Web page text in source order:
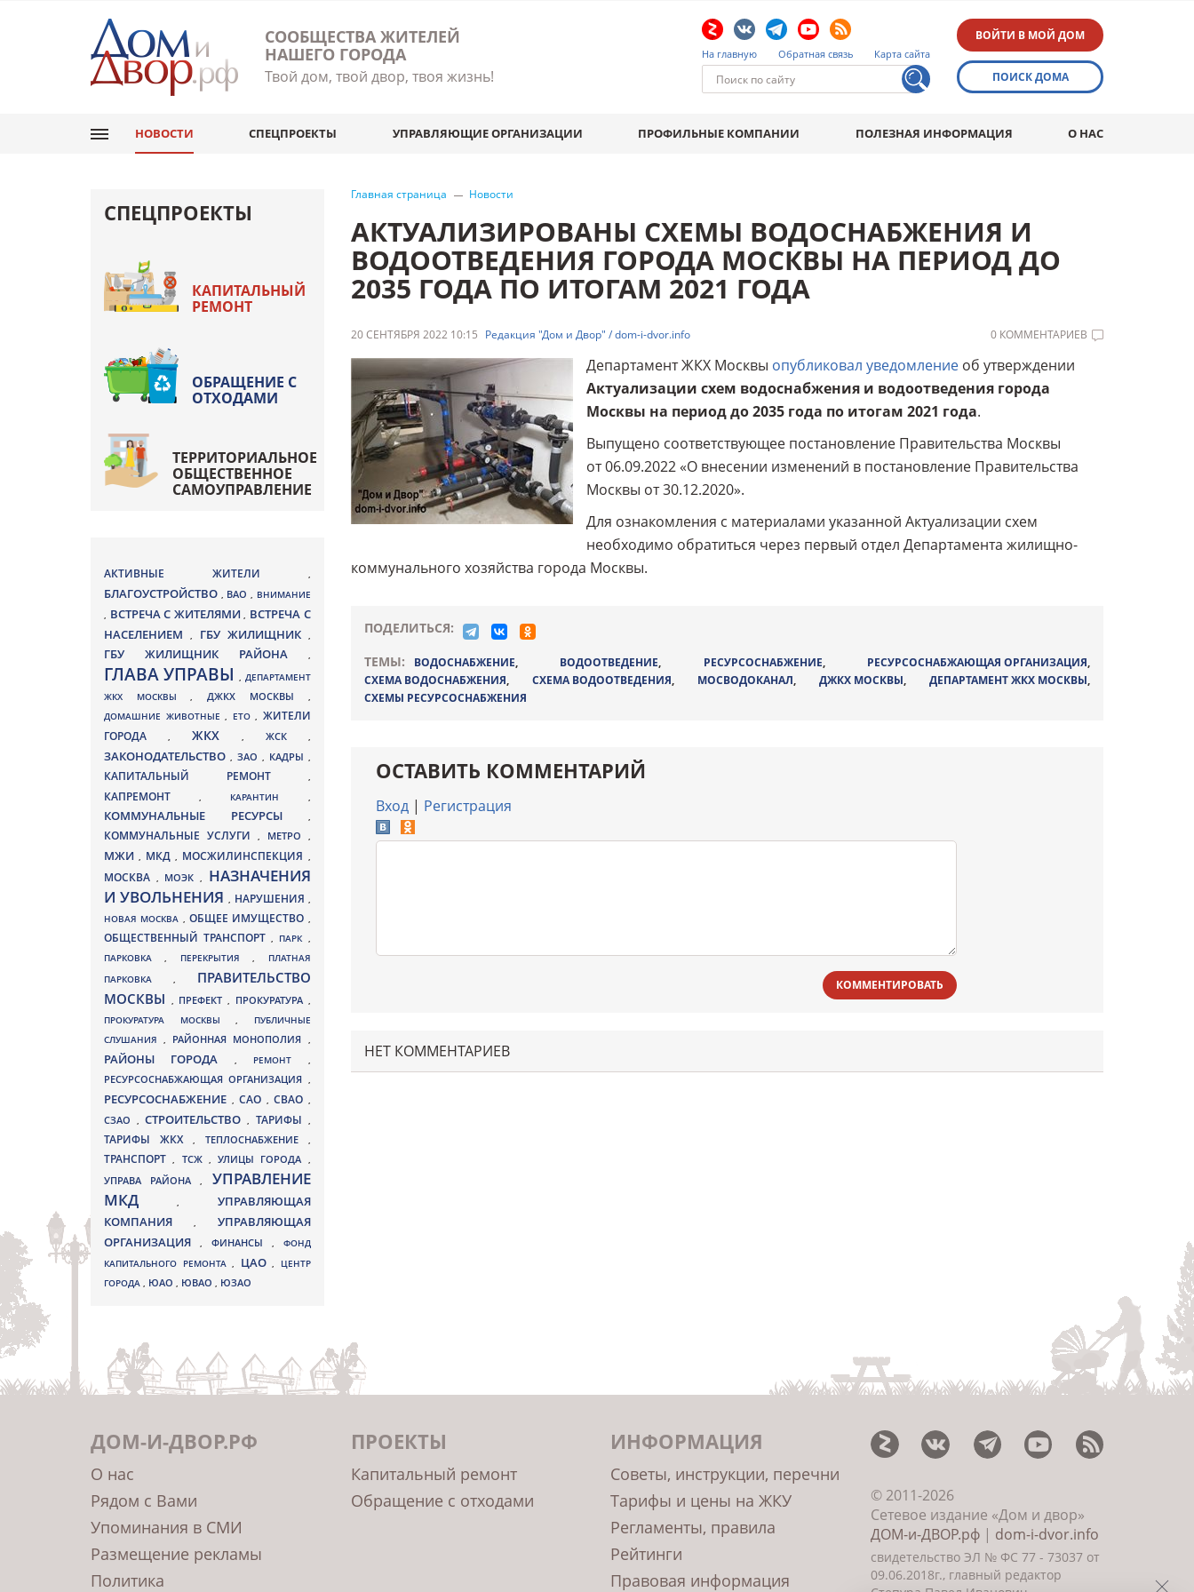
СООБЩЕСТВА ЖИТЕЛЕЙ
НАШЕГО ГОРОДА
Твой дом, твой двор, твоя жизнь!
На главную Обратная связь Карта сайта
ВОЙТИ В МОЙ ДОМ
ПОИСК ДОМА
НОВОСТИ СПЕЦПРОЕКТЫ УПРАВЛЯЮЩИЕ ОРГАНИЗАЦИИ ПРОФИЛЬНЫЕ КОМПАНИИ ПОЛЕЗНАЯ ИНФОРМАЦИЯ О НАС
Главная страница Новости
АКТУАЛИЗИРОВАНЫ СХЕМЫ ВОДОСНАБЖЕНИЯ И
ВОДООТВЕДЕНИЯ ГОРОДА МОСКВЫ НА ПЕРИОД ДО
2035 ГОДА ПО ИТОГАМ 2021 ГОДА
20 СЕНТЯБРЯ 2022 10:15 Редакция "Дом и Двор" / dom-i-dvor.info 0 КОММЕНТАРИЕВ
Департамент ЖКХ Москвы опубликовал уведомлениеоб утверждении
Актуализации схем водоснабжения и водоотведения города
Москвы на период до 2035 года по итогам 2021 года.
Выпущено соответствующее постановление Правительства Москвы
от 06.09.2022 «О внесении изменений в постановление Правительства
Москвы от 30.12.2020».
Для ознакомления с материалами указанной Актуализации схем
необходимо обратиться через первый отдел Департамента жилищно-
коммунального хозяйства города Москвы.
ПОДЕЛИТЬСЯ:
ТЕМЫ:
ВОДОСНАБЖЕНИЕ, ВОДООТВЕДЕНИЕ, РЕСУРСОСНАБЖЕНИЕ, РЕСУРСОСНАБЖАЮЩАЯ ОРГАНИЗАЦИЯ,
СХЕМА ВОДОСНАБЖЕНИЯ, СХЕМА ВОДООТВЕДЕНИЯ, МОСВОДОКАНАЛ, ДЖКХ МОСКВЫ, ДЕПАРТАМЕНТ ЖКХ МОСКВЫ,
СХЕМЫ РЕСУРСОСНАБЖЕНИЯ
ОСТАВИТЬ КОММЕНТАРИЙ
Вход| Регистрация
КОММЕНТИРОВАТЬ
НЕТ КОММЕНТАРИЕВ
СПЕЦПРОЕКТЫ
КАПИТАЛЬНЫЙ
РЕМОНТ
ОБРАЩЕНИЕ С
ОТХОДАМИ
ТЕРРИТОРИАЛЬНОЕ
ОБЩЕСТВЕННОЕ
САМОУПРАВЛЕНИЕ
АКТИВНЫЕ ЖИТЕЛИ ,
БЛАГОУСТРОЙСТВО , ВАО , ВНИМАНИЕ
, ВСТРЕЧА С ЖИТЕЛЯМИ, ВСТРЕЧА С
НАСЕЛЕНИЕМ
, ГБУ ЖИЛИЩНИК ,
ГБУ ЖИЛИЩНИК РАЙОНА ,
ГЛАВА УПРАВЫ, ДЕПАРТАМЕНТ
ЖКХ МОСКВЫ,ДЖКХ МОСКВЫ ,
ДОМАШНИЕ ЖИВОТНЫЕ , ЕТО , ЖИТЕЛИ
ГОРОДА
, ЖКХ , ЖСК ,
ЗАКОНОДАТЕЛЬСТВО , ЗАО , КАДРЫ ,
КАПИТАЛЬНЫЙ РЕМОНТ ,
КАПРЕМОНТ , КАРАНТИН ,
КОММУНАЛЬНЫЕ РЕСУРСЫ ,
КОММУНАЛЬНЫЕ УСЛУГИ , МЕТРО ,
МЖИ, МКД , МОСЖИЛИНСПЕКЦИЯ ,
МОСКВА , МОЭК ,
НАЗНАЧЕНИЯ
И УВОЛЬНЕНИЯ , НАРУШЕНИЯ ,
НОВАЯ МОСКВА , ОБЩЕЕ ИМУЩЕСТВО ,
ОБЩЕСТВЕННЫЙ ТРАНСПОРТ, ПАРК ,
ПАРКОВКА, ПЕРЕКРЫТИЯ,
ПЛАТНАЯ
ПАРКОВКА ,
ПРАВИТЕЛЬСТВО
МОСКВЫ , ПРЕФЕКТ, ПРОКУРАТУРА ,
ПРОКУРАТУРА МОСКВЫ ,
ПУБЛИЧНЫЕ
СЛУШАНИЯ, РАЙОННАЯ МОНОПОЛИЯ ,
РАЙОНЫ ГОРОДА , РЕМОНТ ,
РЕСУРСОСНАБЖАЮЩАЯ ОРГАНИЗАЦИЯ ,
РЕСУРСОСНАБЖЕНИЕ , САО , СВАО ,
СЗАО ,СТРОИТЕЛЬСТВО, ТАРИФЫ ,
ТАРИФЫ ЖКХ , ТЕПЛОСНАБЖЕНИЕ ,
ТРАНСПОРТ, ТСЖ , УЛИЦЫ ГОРОДА ,
УПРАВА РАЙОНА, УПРАВЛЕНИЕ
МКД, УПРАВЛЯЮЩАЯ
КОМПАНИЯ
, УПРАВЛЯЮЩАЯ
ОРГАНИЗАЦИЯ
, ФИНАНСЫ , ФОНД
КАПИТАЛЬНОГО РЕМОНТА , ЦАО ,
ЦЕНТР
ГОРОДА , ЮАО , ЮВАО , ЮЗАО
ДОМ-И-ДВОР.РФ
О нас
Рядом с Вами
Упоминания в СМИ
Размещение рекламы
Политика
ПРОЕКТЫ
Капитальный ремонт
Обращение с отходами
ИНФОРМАЦИЯ
Советы, инструкции, перечни
Тарифы и цены на ЖКУ
Регламенты, правила
Рейтинги
Правовая информация
© 2011-2026
Сетевое издание «Дом и двор»
ДОМ-и-ДВОР.рф| dom-i-dvor.info
свидетельство ЭЛ № ФС 77 - 73037 от
09.06.2018г., главный редактор